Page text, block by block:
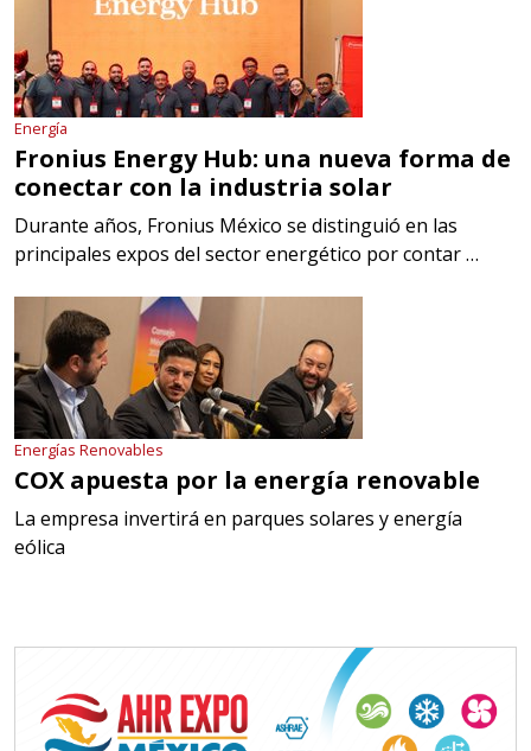
Energía
Fronius Energy Hub: una nueva forma de
conectar con la industria solar
Durante años, Fronius México se distinguió en las
principales expos del sector energético por contar …
Energías Renovables
COX apuesta por la energía renovable
La empresa invertirá en parques solares y energía
eólica